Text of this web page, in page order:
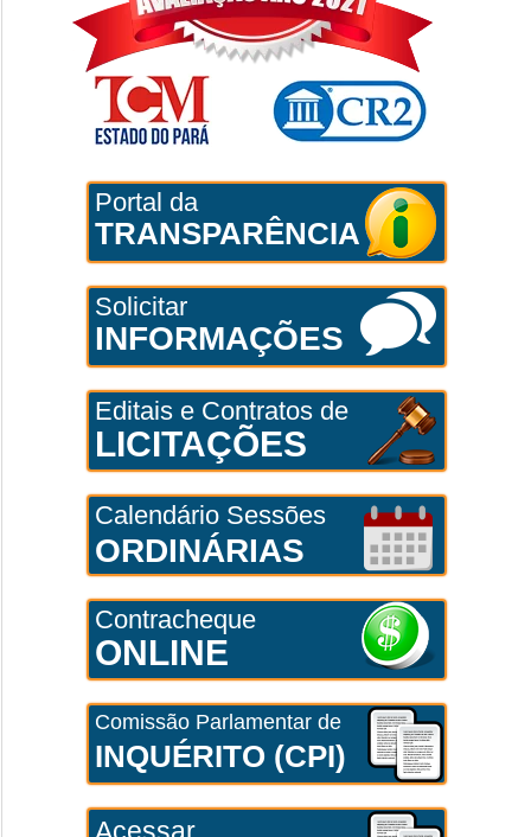
Portal da
TRANSPARÊNCIA
Solicitar
INFORMAÇÕES
Editais e Contratos de
LICITAÇÕES
Calendário Sessões
ORDINÁRIAS
Contracheque
ONLINE
Comissão Parlamentar de
INQUÉRITO (CPI)